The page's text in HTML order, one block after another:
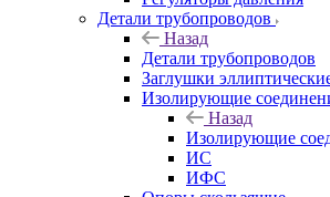
Детали трубопроводов
Назад
Детали трубопроводов
Заглушки
Изолирующие
Назад
Изолирующие
ИС
ИФС